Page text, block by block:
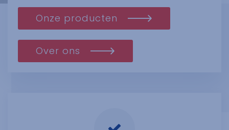
Onze producten
Over ons